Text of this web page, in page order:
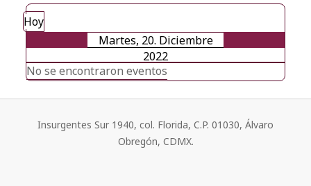
Hoy
Martes, 20. Diciembre
2022
No se encontraron eventos
Insurgentes Sur 1940, col. Florida, C.P. 01030, Álvaro
Obregón, CDMX.